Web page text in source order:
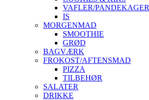
VAFLER/PANDEKAGER
IS
MORGENMAD
SMOOTHIE
GRØD
BAGVÆRK
FROKOST/AFTENSMAD
PIZZA
TILBEHØR
SALATER
DRIKKE